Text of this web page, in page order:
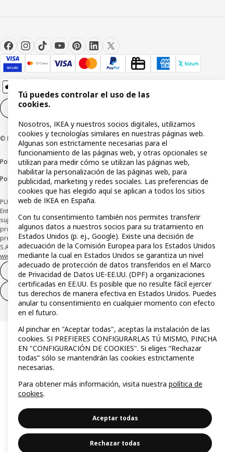
Configuración de cookies
© Inter IKEA Systems B.V 1999-2026
Política de privacidadPolítica de cookiesTérminos y condiciones
Política de divulgación responsable
PUBLICIDAD: *Financiación a través de la tarjeta IKEA VISA emitida por la
Entidad de Pago híbrida CaixaBank Payments & Consumer, E.F.C., E.P., S.A.U., y
sujeta a su organización. La entidad ha escogido como sistema de
protección de los fondos recibidos de usuarios de servicios de pago que
presta su depósito en una cuenta bancaria separada abierta en CaixaBank,
S.A. Conoce más acerca de las formas de pago de tu tarjeta aquí:
www.caixabankpc.com/es/productos. ​
Desistimiento del contrato
Desistimiento de solo servicios
Tú puedes controlar el uso de las
cookies.
Nosotros, IKEA y nuestros socios digitales, utilizamos
cookies y tecnologías similares en nuestras páginas web.
Algunas son estrictamente necesarias para el
funcionamiento de las páginas web, y otras opcionales se
utilizan para medir cómo se utilizan las páginas web,
habilitar la personalización de las páginas web, para
publicidad, marketing y redes sociales. Las preferencias de
cookies que has elegido aquí se aplican a todos los sitios
web de IKEA en España.
Con tu consentimiento también nos permites transferir
algunos datos a nuestros socios para su tratamiento en
Estados Unidos (p. ej., Google). Existe una decisión de
adecuación de la Comisión Europea para los Estados Unidos
mediante la cual en Estados Unidos se garantiza un nivel
adecuado de protección de datos transferidos en el Marco
de Privacidad de Datos UE-EE.UU. (DPF) a organizaciones
certificadas en EE.UU. Es posible que no resulte fácil ejercer
tus derechos de manera efectiva en Estados Unidos. Puedes
anular tu consentimiento en cualquier momento con efecto
en el futuro.
Al pinchar en "Aceptar todas", aceptas la instalación de las
cookies. SI PREFIERES CONFIGURARLAS TÚ MISMO, PINCHA
EN "CONFIGURACIÓN DE COOKIES". Si eliges “Rechazar
todas” sólo se mantendrán las cookies estrictamente
necesarias.
Para obtener más información, visita nuestra política de
cookies.
Aceptar todas
Rechazar todas